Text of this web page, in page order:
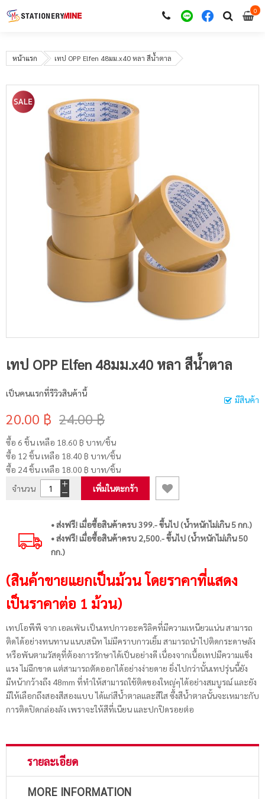
00
หน้าแรก เทป OPP Elfen 48มม.x40 หลา สีน้ำตาล
เทป OPP Elfen 48มม.x40 หลา สีน้ำตาล
มีสินค้า
เป็นคนแรกที่รีวิวสินค้านี้
20.00 ฿ 24.00 ฿
ซื้อ 6 ชิ้น เหลือ 18.60 ฿ บาท/ชิ้น
ซื้อ 12 ชิ้น เหลือ 18.40 ฿ บาท/ชิ้น
ซื้อ 24 ชิ้น เหลือ 18.00 ฿ บาท/ชิ้น
จำนวน
เพิ่มในตะกร้า
• ส่งฟรี! เมื่อซื้อสินค้าครบ 399.- ขึ้นไป (น้ำหนักไม่เกิน 5 กก.)
• ส่งฟรี! เมื่อซื้อสินค้าครบ 2,500.- ขึ้นไป (น้ำหนักไม่เกิน 50
กก.)
(สินค้าขายแยกเป็นม้วน โดยราคาที่แสดง
เป็นราคาต่อ 1 ม้วน)
เทปโอพีพี จาก เอลเฟ่น เป็นเทปกาวอะคริลิคที่มีความเหนียวแน่น สามารถ
ติดได้อย่างทนทาน แนบสนิท ไม่มีคราบกาวเยิ้ม สามารถนำไปติดกระดาษลัง
หรือพันตามวัสดุที่ต้องการรักษาได้เป็นอย่างดี เนื่องจากเนื้อเทปมีความแข็ง
แรง ไม่ฉีกขาด แต่สามารถตัดออกได้อย่างง่ายดาย ยิ่งไปกว่านั้นเทปรุ่นนี้ยัง
มีหน้ากว้างถึง 48mm ที่ทำให้สามารถใช้ติดของใหญ่ๆได้อย่างสมบูรณ์ และยัง
มีให้เลือกถึงสองสีสองแบบ ได้แก่สีน้ำตาลและสีใส ซึ้งสีน้ำตาลนั้นจะเหมาะกับ
การติดปิดกล่องลัง เพราจะให้สีที่เนียน และปกปิดรอยต่อ
รายละเอียด
MORE INFORMATION